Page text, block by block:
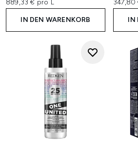
889,33 € pro L
IN DEN WARENKORB
347,80
IN